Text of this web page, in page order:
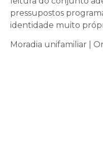
pressupostos
identidade muito
Moradia unifamiliar |